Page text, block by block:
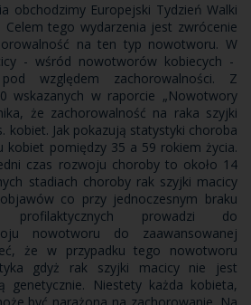
obchodzimy Europejski Tydzień Walki
Celem tego wydarzenia jest zwrócenie
na ten typ nowotworu. W
- wśród nowotworów kobiecych -
względem zachorowalności. Z
wskazanych w raporcie „Nowotwory
że zachorowalność na raka szyjki
kobiet. Jak pokazują statystyki choroba
kobiet pomiędzy 35 a 59 rokiem życia.
czas rozwoju choroby to około 14
stadiach choroby rak szyjki macicy
co przy jednoczesnym braku
profilaktycznych prowadzi do
nowotworu do zaawansowanej
że w przypadku tego nowotworu
gdyż rak szyjki macicy nie jest
genetycznie. Niestety każda kobieta,